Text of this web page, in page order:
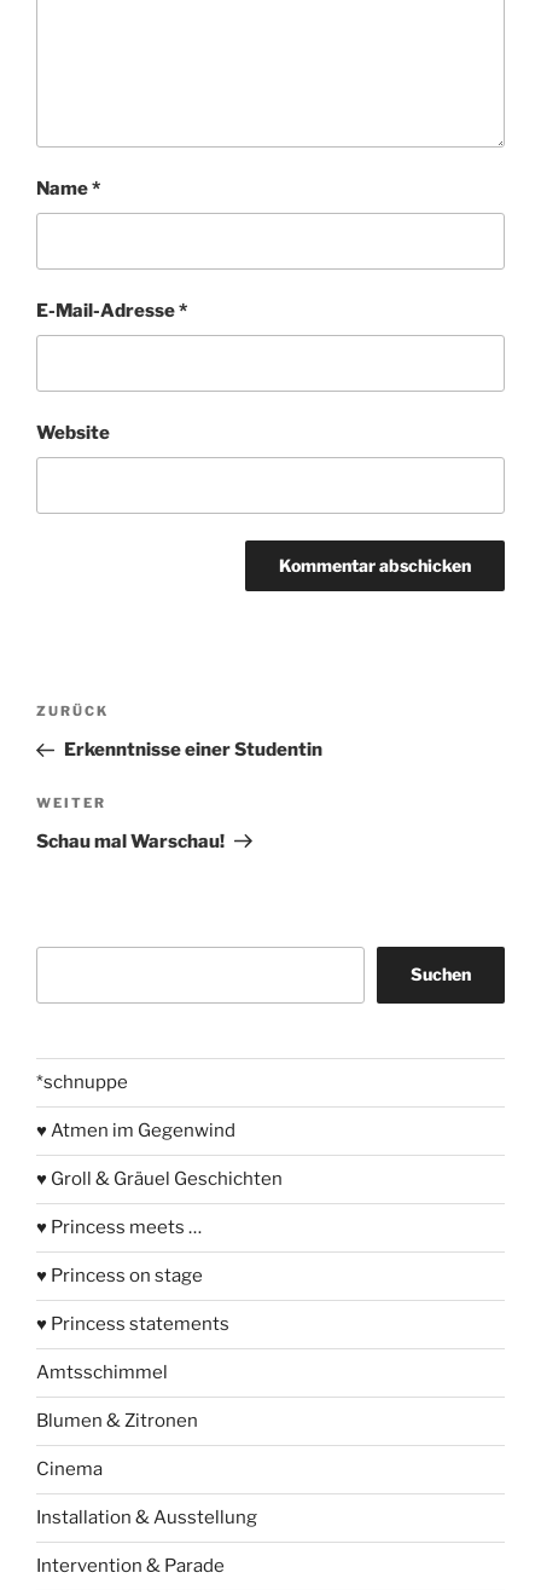
Name*
E-Mail-Adresse*
Website
Beitragsnavigation
Vorheriger
Beitrag
ZURÜCK
Erkenntnisse einer Studentin
Nächster
Beitrag
WEITER
Schau mal Warschau!
Suchen
*schnuppe
♥ Atmen im Gegenwind
♥ Groll & Gräuel Geschichten
♥ Princess meets …
♥ Princess on stage
♥ Princess statements
Amtsschimmel
Blumen & Zitronen
Cinema
Installation & Ausstellung
Intervention & Parade